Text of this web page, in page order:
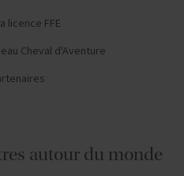
licence FFE
Cheval d'Aventure
autour du monde